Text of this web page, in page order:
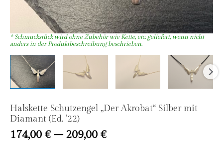
Halskette Schutzengel „Der Akrobat“ Silber mit
Diamant (Ed. ’22)
174,00 €–209,00 €